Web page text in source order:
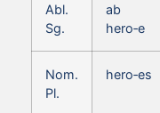
Abl.
Sg.
ab
hero‑e
Nom.
Pl.
hero‑es